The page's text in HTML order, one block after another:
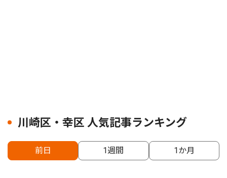
川崎区・幸区 人気記事ランキング
前日 1週間 1か月